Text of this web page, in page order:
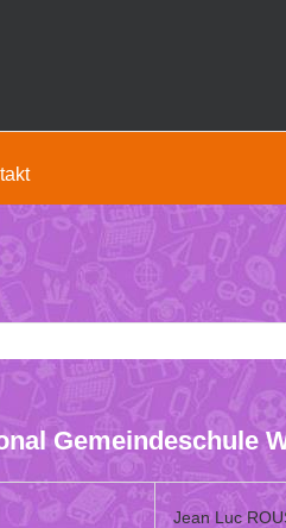
Gemeindeschule
Jean Luc